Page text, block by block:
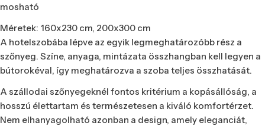
mosható
Méretek: 160x230 cm, 200x300 cm
A hotelszobába lépve az egyik legmeghatározóbb rész a
szőnyeg. Színe, anyaga, mintázata összhangban kell legyen a
bútorokéval, így meghatározva a szoba teljes összhatását.
A szállodai szőnyegeknél fontos kritérium a kopásállóság, a
hosszú élettartam és természetesen a kiváló komfortérzet.
Nem elhanyagolható azonban a design, amely eleganciát,